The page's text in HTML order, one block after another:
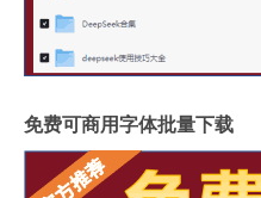
免费可商用字体批量下载